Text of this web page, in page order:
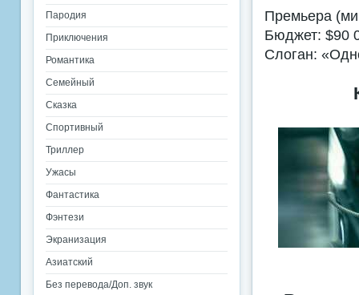
Премьера
Бюджет: $90
Слоган:
Пародия
Приключения
Романтика
Семейный
Сказка
Спортивный
Триллер
Ужасы
Фантастика
Фэнтези
Экранизация
Азиатский
Без перевода/Доп. звук